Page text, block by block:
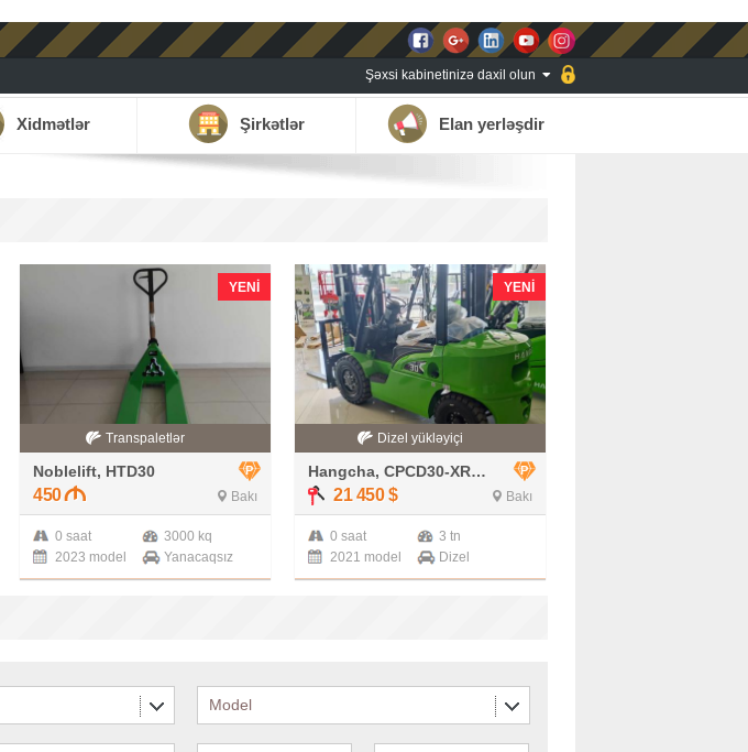
Şəxsi kabinetinizə daxil olun
Xidmətlər Şirkətlər Elan yerləşdir
YENI
Transpaletlər
Noblelift, HTD30
450 Bakı
0 saat
3000 kq
2023 model
Yanacaqsız
YENI
Dizel yükləyiçi
Hangcha, CPCD30-XRW33F
21 450 $ Bakı
0 saat
3 tn
2021 model
Dizel
Model